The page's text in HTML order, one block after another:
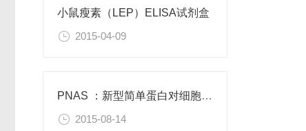
小鼠瘦素（LEP）ELISA试剂盒
2015-04-09
PNAS ：新型简单蛋白对细胞功能有积极作用
2015-08-14